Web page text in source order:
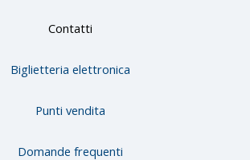
Contatti
Biglietteria elettronica
Punti vendita
Domande frequenti